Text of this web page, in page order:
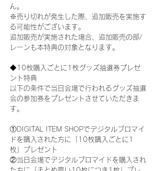
ん。
※売り切れが発生した際、追加販売を実施す
る可能性がございます。
追加販売が実施された場合、追加販売の部/
レーンも本特典の対象となります。
◆10枚購入ごとに1枚グッズ抽選券プレゼ
ント特典
以下の条件で当日会場で行われるグッズ抽選
会の参加券をプレゼントさせていただきま
す。
①DIGITAL ITEM SHOPでデジタルブロマイ
ドを購入された方に「10枚購入ごとに1
枚」プレゼント
②当日会場でデジタルブロマイドを購入され